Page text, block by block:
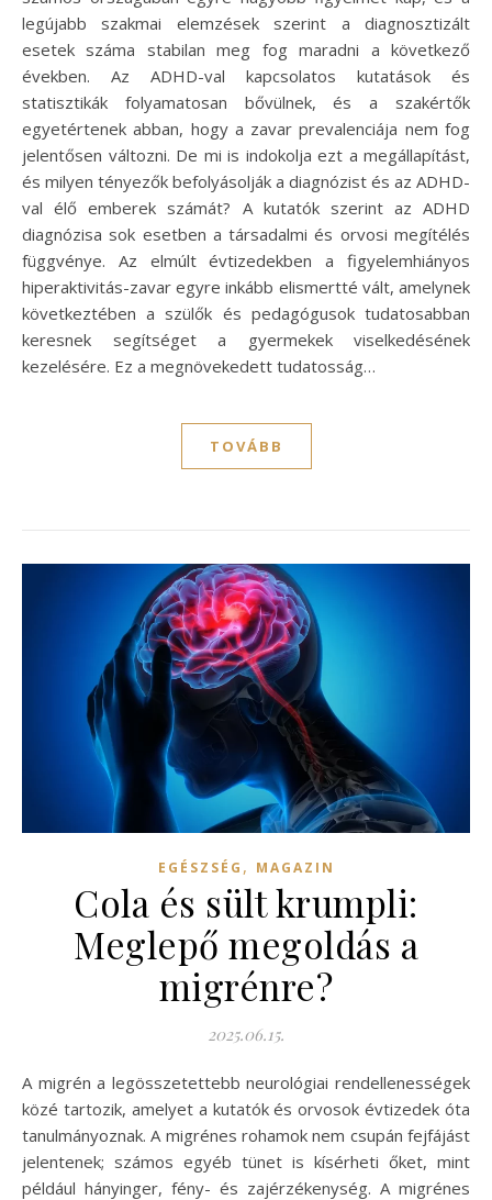
legújabb szakmai elemzések szerint a diagnosztizált
esetek száma stabilan meg fog maradni a következő
években. Az ADHD-val kapcsolatos kutatások és
statisztikák folyamatosan bővülnek, és a szakértők
egyetértenek abban, hogy a zavar prevalenciája nem fog
jelentősen változni. De mi is indokolja ezt a megállapítást,
és milyen tényezők befolyásolják a diagnózist és az ADHD-
val élő emberek számát? A kutatók szerint az ADHD
diagnózisa sok esetben a társadalmi és orvosi megítélés
függvénye. Az elmúlt évtizedekben a figyelemhiányos
hiperaktivitás-zavar egyre inkább elismertté vált, amelynek
következtében a szülők és pedagógusok tudatosabban
keresnek segítséget a gyermekek viselkedésének
kezelésére. Ez a megnövekedett tudatosság…
TOVÁBB
EGÉSZSÉG , MAGAZIN
Cola és sült krumpli:
Meglepő megoldás a
migrénre?
2025.06.15.
A migrén a legösszetettebb neurológiai rendellenességek
közé tartozik, amelyet a kutatók és orvosok évtizedek óta
tanulmányoznak. A migrénes rohamok nem csupán fejfájást
jelentenek; számos egyéb tünet is kísérheti őket, mint
például hányinger, fény- és zajérzékenység. A migrénes